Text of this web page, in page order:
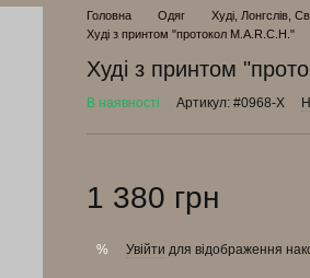
Головна Одяг Худі, Лонгслів,
Худі з принтом "протокол М.А.R.C.H."
Худі з принтом
В наявності Артикул: #0968-Х
1 380 грн
% Увійти для відображення